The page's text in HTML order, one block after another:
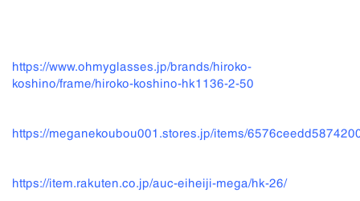
https://www.ohmyglasses.jp/brands/hiroko-
koshino/frame/hiroko-koshino-hk1136-2-50
https://meganekoubou001.stores.jp/items/
https://item.rakuten.co.jp/auc-eiheiji-mega/hk-26/